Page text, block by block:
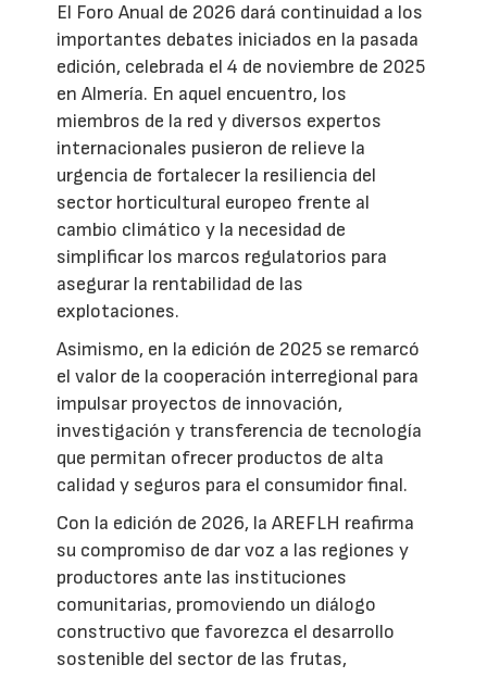
El Foro Anual de 2026 dará continuidad a los
importantes debates iniciados en la pasada
edición, celebrada el 4 de noviembre de 2025
en Almería. En aquel encuentro, los
miembros de la red y diversos expertos
internacionales pusieron de relieve la
urgencia de fortalecer la resiliencia del
sector horticultural europeo frente al
cambio climático y la necesidad de
simplificar los marcos regulatorios para
asegurar la rentabilidad de las
explotaciones.
Asimismo, en la edición de 2025 se remarcó
el valor de la cooperación interregional para
impulsar proyectos de innovación,
investigación y transferencia de tecnología
que permitan ofrecer productos de alta
calidad y seguros para el consumidor final.
Con la edición de 2026, la AREFLH reafirma
su compromiso de dar voz a las regiones y
productores ante las instituciones
comunitarias, promoviendo un diálogo
constructivo que favorezca el desarrollo
sostenible del sector de las frutas,